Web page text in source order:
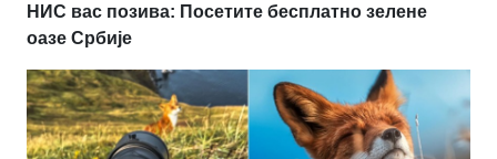
НИС вас позива: Посетите бесплатно зелене
оазе Србије